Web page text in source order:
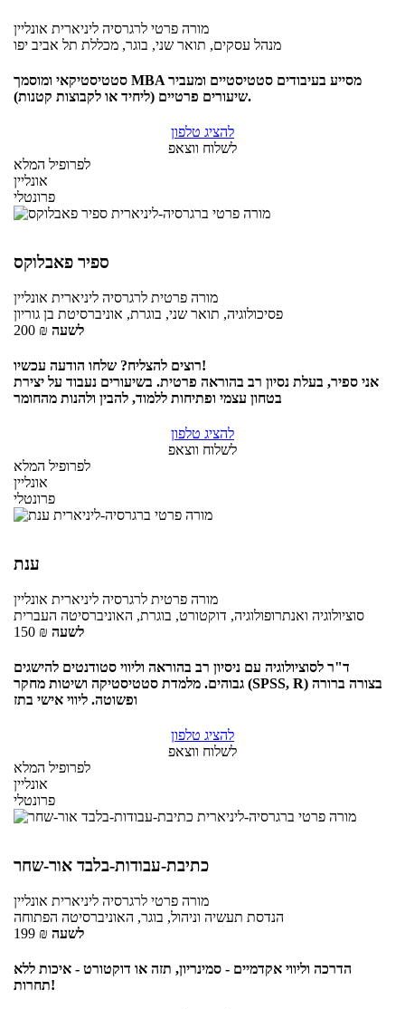
מורה פרטי לרגרסיה ליניארית אונליין
מנהל עסקים, תואר שני, בוגר, מכללת תל אביב יפו
סטטיסטיקאי ומוסמך MBA מסייע בעיבודים סטטיסטיים ומעביר
שיעורים פרטיים (ליחיד או לקבוצות קטנות).
להציג טלפון
לשלוח ווצאפ
לפרופיל המלא
אונליין
פרונטלי
ספיר פאבלוקס
מורה פרטית לרגרסיה ליניארית אונליין
פסיכולוגיה, תואר שני, בוגרת, אוניברסיטת בן גוריון
200 ₪ לשעה
רוצים להצליח? שלחו הודעה עכשיו!
אני ספיר, בעלת נסיון רב בהוראה פרטית. בשיעורים נעבוד על יצירת
בטחון עצמי ופתיחות ללמוד, להבין ולהנות מהחומר
להציג טלפון
לשלוח ווצאפ
לפרופיל המלא
אונליין
פרונטלי
ענת
מורה פרטית לרגרסיה ליניארית אונליין
סוציולוגיה ואנתרופולוגיה, דוקטורט, בוגרת, האוניברסיטה העברית
150 ₪ לשעה
ד"ר לסוציולוגיה עם ניסיון רב בהוראה וליווי סטודנטים להישגים
גבוהים. מלמדת סטטיסטיקה ושיטות מחקר (SPSS, R) בצורה ברורה
ופשוטה. ליווי אישי בתז
להציג טלפון
לשלוח ווצאפ
לפרופיל המלא
אונליין
פרונטלי
כתיבת-עבודות-בלבד אור-שחר
מורה פרטי לרגרסיה ליניארית אונליין
הנדסת תעשיה וניהול, בוגר, האוניברסיטה הפתוחה
199 ₪ לשעה
הדרכה וליווי אקדמיים - סמינריון, תזה או דוקטורט - איכות ללא
תחרות!